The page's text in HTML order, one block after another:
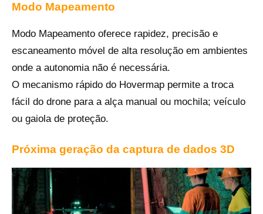
Modo Mapeamento
Modo Mapeamento oferece rapidez, precisão e
escaneamento móvel de alta resolução em ambientes
onde a autonomia não é necessária.
O mecanismo rápido do Hovermap permite a troca
fácil do drone para a alça manual ou mochila; veículo
ou gaiola de proteção.
Próxima geração da captura de dados 3D